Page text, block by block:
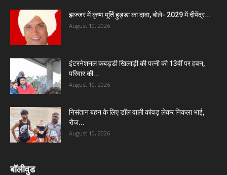
झज्जर में कृष्ण मूर्ति हुड्डा का दावा, बोले- 2029 में दीपेंद्र...
August 10, 2026
इंटरनेशनल कबड्डी खिलाड़ी की पत्नी की 13वीं पर हवन,
परिवार की...
August 10, 2026
निसंतान बहन के लिए डॉल वाली कांवड़ लेकर निकला भाई,
रोज...
August 10, 2026
बॉलीवुड